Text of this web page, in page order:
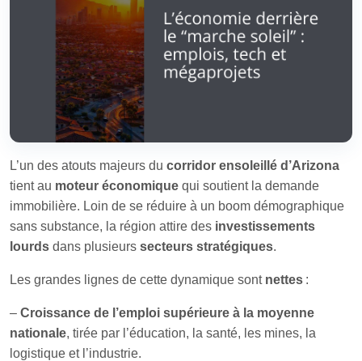
L’un des atouts majeurs du corridor ensoleillé d’Arizona
tient au moteur économique qui soutient la demande
immobilière. Loin de se réduire à un boom démographique
sans substance, la région attire des investissements
lourds dans plusieurs secteurs stratégiques.
Les grandes lignes de cette dynamique sont nettes :
– Croissance de l’emploi supérieure à la moyenne
nationale, tirée par l’éducation, la santé, les mines, la
logistique et l’industrie.